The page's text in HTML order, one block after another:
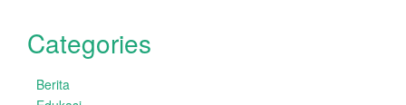
Categories
Berita